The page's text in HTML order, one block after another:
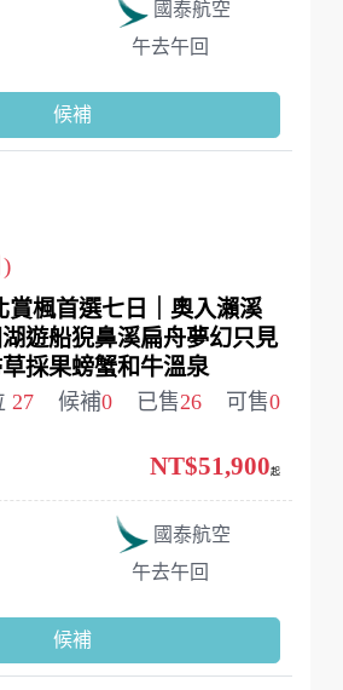
國泰航空
午去午回
候補
賞楓首選七日｜奧入瀨溪
遊船猊鼻溪扁舟夢幻只見
採果螃蟹和牛溫泉
27 候補0 已售26 可售0
國泰航空
午去午回
NT$51,900起
候補